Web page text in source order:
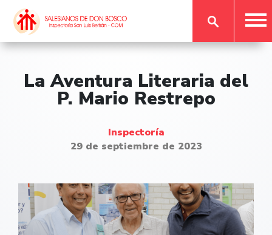
La Aventura Literaria del
P. Mario Restrepo
Inspectoría
29 de septiembre de 2023